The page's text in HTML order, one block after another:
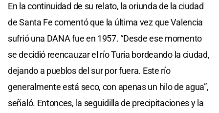
En la continuidad de su relato, la oriunda de la ciudad
de Santa Fe comentó que la última vez que Valencia
sufrió una DANA fue en 1957. “Desde ese momento
se decidió reencauzar el río Turia bordeando la ciudad,
dejando a pueblos del sur por fuera. Este río
generalmente está seco, con apenas un hilo de agua”,
señaló. Entonces, la seguidilla de precipitaciones y la